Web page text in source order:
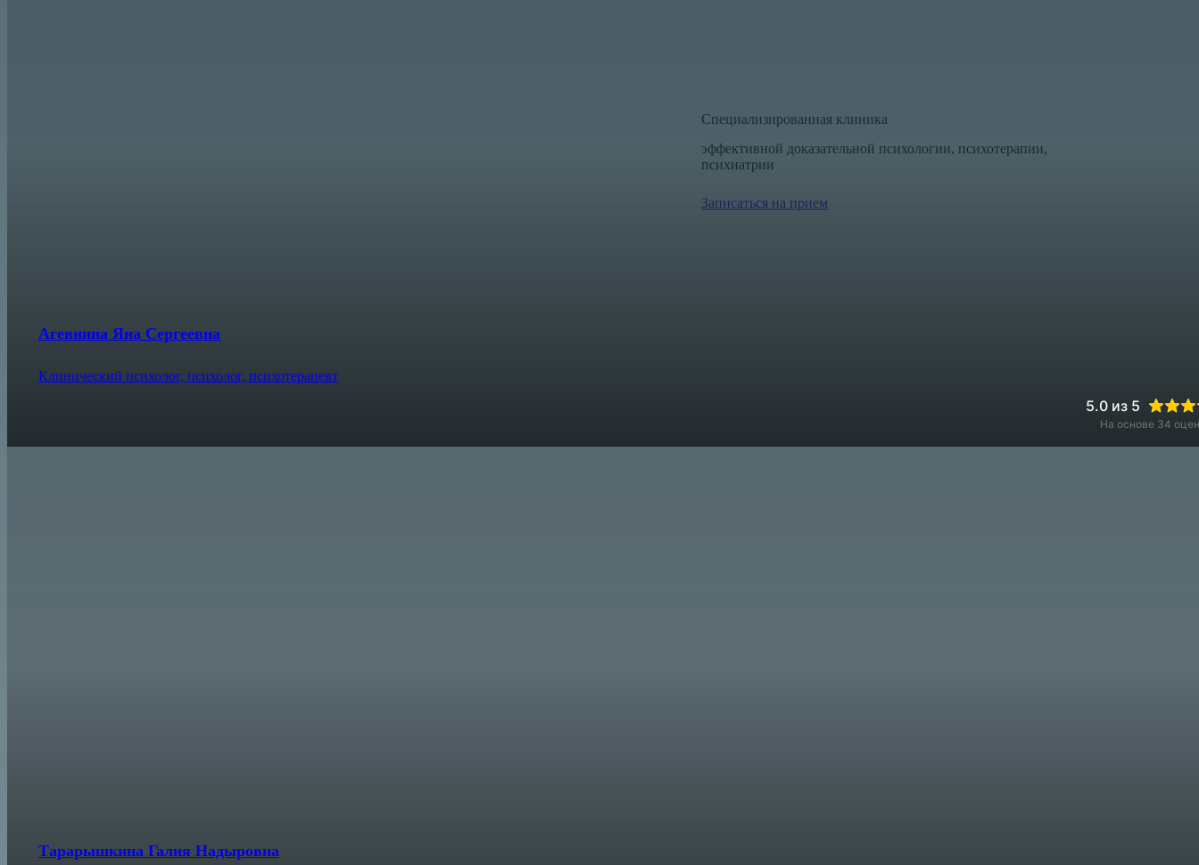
Специализированная клиника
эффективной доказательной психологии, психотерапии,
психиатрии
Записаться на прием
Агевнина Яна Сергеевна
Клинический психолог, психолог, психотерапевт
5.0 из 5
На основе 34
Тарарышкина Галия Надыровна